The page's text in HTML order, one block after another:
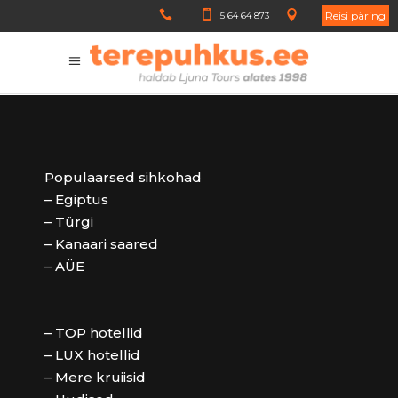
5 64 64 873 Reisi päring
Populaarsed sihkohad
– Egiptus
– Türgi
– Kanaari saared
– AÜE
– TOP hotellid
– LUX hotellid
– Mere kruiisid